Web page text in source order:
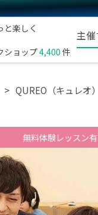
楽しく
ショップ4,400 件
主催
QUREO（キュレオ
無料体験レッスン有